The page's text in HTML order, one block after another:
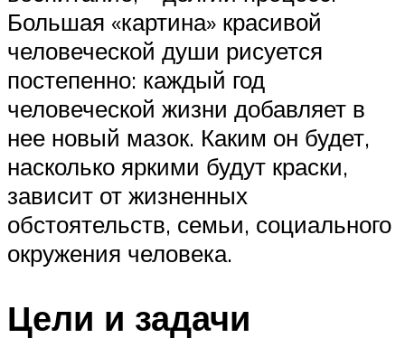
Большая «картина» красивой
человеческой души рисуется
постепенно: каждый год
человеческой жизни добавляет в
нее новый мазок. Каким он будет,
насколько яркими будут краски,
зависит от жизненных
обстоятельств, семьи, социального
окружения человека.
Цели и задачи